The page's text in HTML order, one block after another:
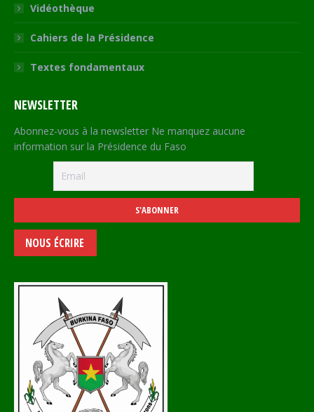
Vidéothèque
Cahiers de la Présidence
Textes fondamentaux
NEWSLETTER
Abonnez-vous à la newsletter Ne manquez aucune
information sur la Présidence du Faso
NOUS ÉCRIRE